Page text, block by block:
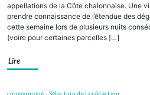
appellations de la Côte chalonnaise. Une
prendre connaissance de l’étendue des
cette semaine lors de plusieurs nuits
(voire pour certaines parcelles […]
Lire
communiqué - Sélection de la rédaction